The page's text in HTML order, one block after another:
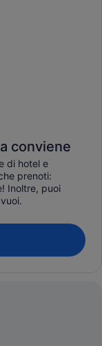
conviene
di hotel e
prenoti:
Inoltre, puoi